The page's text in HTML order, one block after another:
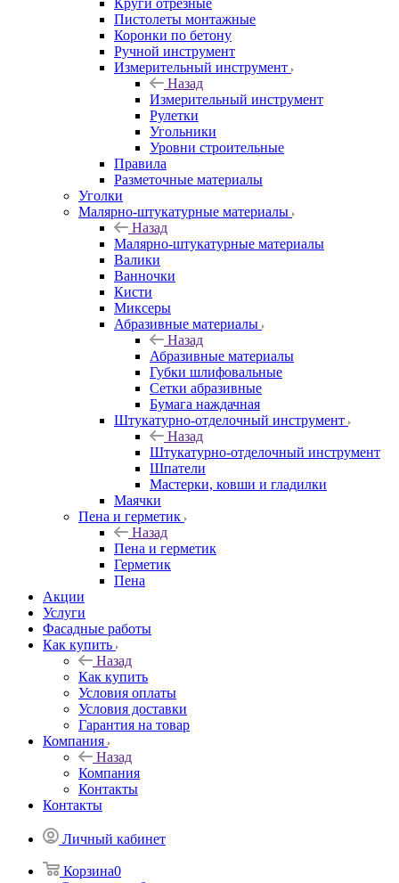
Круги отрезные
Пистолеты монтажные
Коронки по бетону
Ручной инструмент
Измерительный инструмент
Назад
Измерительный инструмент
Рулетки
Угольники
Уровни строительные
Правила
Разметочные материалы
Уголки
Малярно-штукатурные материалы
Назад
Малярно-штукатурные материалы
Валики
Ванночки
Кисти
Миксеры
Абразивные материалы
Назад
Абразивные материалы
Губки шлифовальные
Сетки абразивные
Бумага наждачная
Штукатурно-отделочный инструмент
Назад
Штукатурно-отделочный инструмент
Шпатели
Мастерки, ковши и гладилки
Маячки
Пена и герметик
Назад
Пена и герметик
Герметик
Пена
Акции
Услуги
Фасадные работы
Как купить
Назад
Как купить
Условия оплаты
Условия доставки
Гарантия на товар
Компания
Назад
Компания
Контакты
Контакты
Личный кабинет
Корзина0